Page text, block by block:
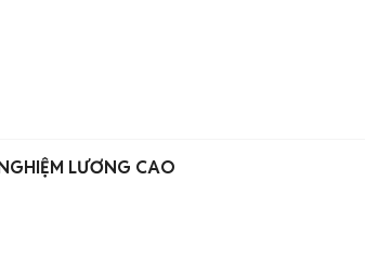
LƯƠNG CAO